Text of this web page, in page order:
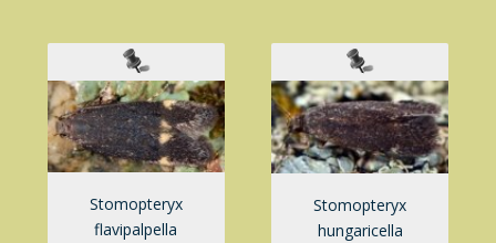
Stomopteryx
flavipalpella
Stomopteryx
hungaricella